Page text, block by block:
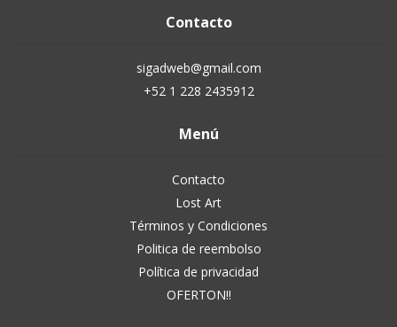
Contacto
sigadweb@gmail.com
+52 1 228 2435912
Menú
Contacto
Lost Art
Términos y Condiciones
Politica de reembolso
Política de privacidad
OFERTON!!